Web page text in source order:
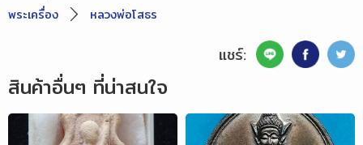
พระเครื่อง
หลวงพ่อโสธร
แชร์:
สินค้าอื่นๆ ที่น่าสนใจ